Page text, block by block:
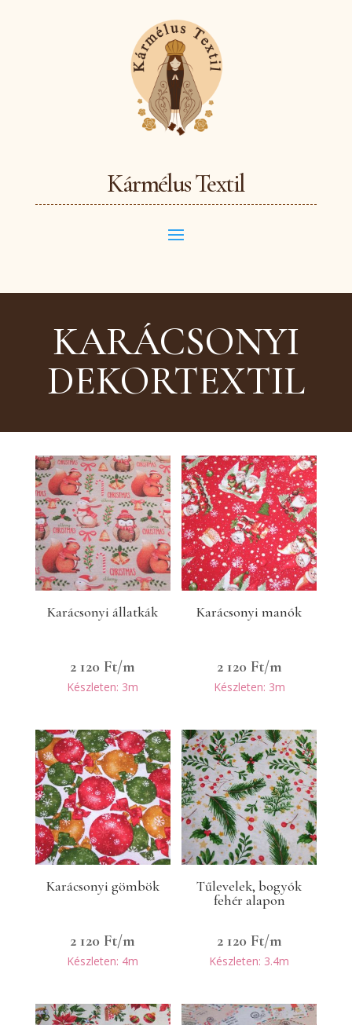
Kármélus Textil
KARÁCSONYI
DEKORTEXTIL
Karácsonyi állatkák
2 120 Ft/m
Készleten: 3m
Karácsonyi manók
2 120 Ft/m
Készleten: 3m
Karácsonyi gömbök
2 120 Ft/m
Készleten: 4m
Tűlevelek, bogyók
fehér alapon
2 120 Ft/m
Készleten: 3.4m